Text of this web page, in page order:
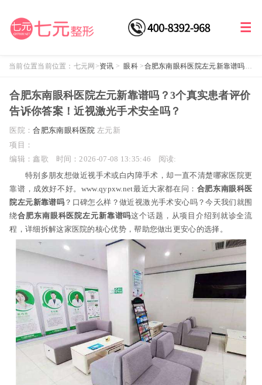
当前位置当前位置： 七元网 >资讯 > 眼科 >合肥东南眼科医院左元新靠谱吗？
合肥东南眼科医院左元新靠谱吗？3个真实患者评价
告诉你答案！近视激光手术安全吗？
医院：合肥东南眼科医院 左元新
项目：
编辑：鑫歌‌
时间：2026-07-08 13:35:46
阅读:
特别多朋友想做近视手术或白内障手术，却一直不清楚哪家医院更
靠谱，成效好不好。www.qypxw.net最近大家都在问： 合肥东南眼科医
院左元新靠谱吗 ？口碑怎么样？做近视激光手术安心吗？今天我们就围
绕合肥东南眼科医院左元新靠谱吗这个话题，从项目介绍到就诊全流
程，详细拆解这家医院的核心优势，帮助您做出更安心的选择。